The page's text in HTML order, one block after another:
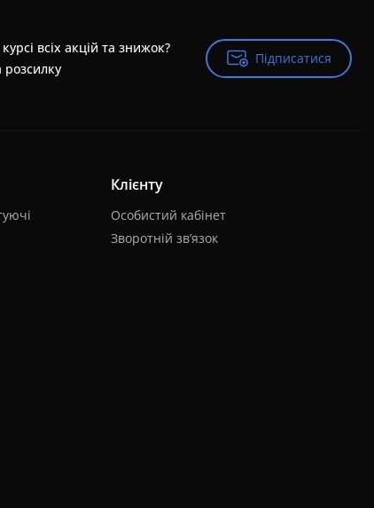
всіх акцій та знижок?
розсилку
Підписатися
Підписатися
Клієнту
Особистий кабінет
Зворотній зв’язок